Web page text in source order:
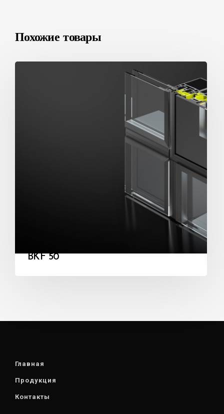
Похожие товары
BKF 50
Главная
Продукция
Контакты